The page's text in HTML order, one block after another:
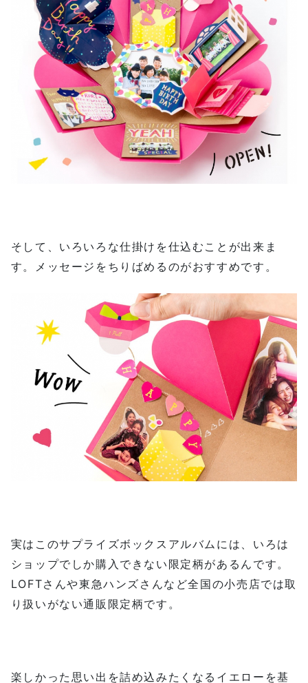
そして、いろいろな仕掛けを仕込むことが出来ま
す。メッセージをちりばめるのがおすすめです。
実はこのサプライズボックスアルバムには、いろは
ショップでしか購入できない限定柄があるんです。
LOFTさんや東急ハンズさんなど全国の小売店では取
り扱いがない通販限定柄です。
楽しかった思い出を詰め込みたくなるイエローを基